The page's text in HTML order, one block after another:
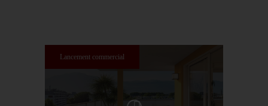
Lancement commercial